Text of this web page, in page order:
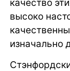
качество
высоко
изначально